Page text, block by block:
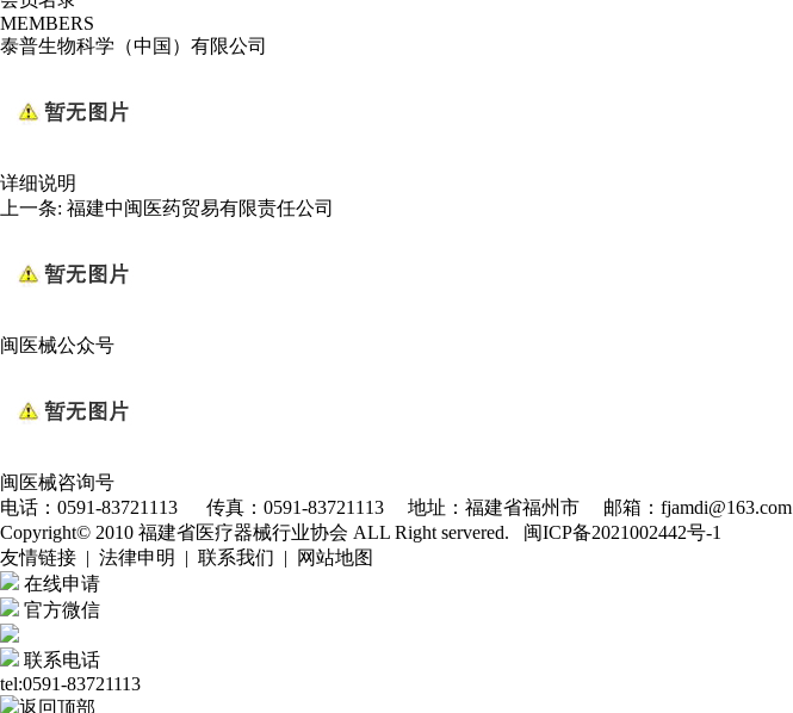
MEMBERS
泰普生物科学（中国）有限公司
详细说明
上一条: 福建中闽医药贸易有限责任公司
闽医械公众号
闽医械咨询号
电话：0591-83721113 传真：0591-83721113 地址：福建省福州市 邮箱：fjamdi@163.com
Copyright© 2010 福建省医疗器械行业协会 ALL Right servered. 闽ICP备2021002442号-1
友情链接 | 法律申明 | 联系我们 | 网站地图
在线申请
官方微信
联系电话
tel:0591-83721113
返回顶部